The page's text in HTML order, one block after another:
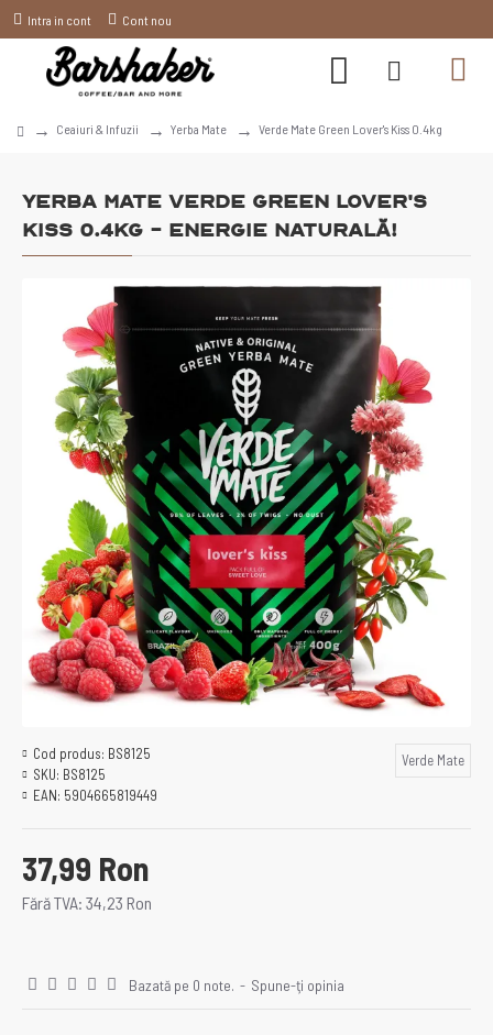
Intra in cont Cont nou
Ceaiuri & Infuzii Yerba Mate Verde Mate Green Lover's Kiss 0.4kg
Yerba Mate Verde Green Lover's
Kiss 0.4kg - Energie Naturală!
Bazată pe 0 note. - Spune-ţi opinia
37,99 Ron
Fără TVA: 34,23 Ron
Cod produs: BS8125
SKU: BS8125
EAN: 5904665819449
Verde Mate